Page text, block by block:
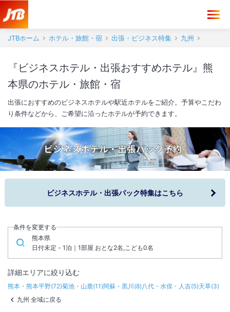
JTBホーム ホテル・旅館・宿 出張・ビジネス特集 九州
『ビジネスホテル・出張おすすめホテル』熊
本県のホテル・旅館・宿
出張におすすめのビジネスホテルや駅近ホテルをご紹介。予算やこだわ
り条件などから、ご希望に沿ったホテルが予約できます。
ビジネスホテル・出張パック特集はこちら
条件を変更する
熊本県
日付未定 - 1泊｜1部屋 おとな2名,こども0名
詳細エリアに絞り込む
熊本・熊本平野(72)菊池・山鹿(11)阿蘇・黒川 (8)八代・水俣・人吉(5)天草(3)
九州 全域に戻る